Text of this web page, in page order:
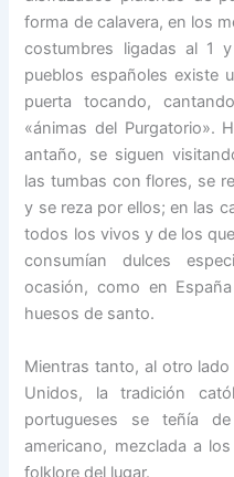
forma de calavera, en los
costumbres ligadas al 1
pueblos españoles existe
puerta tocando,
«ánimas del Purgatorio».
antaño, se siguen
las tumbas con flores, se
y se reza por ellos; en las
todos los vivos y de los
consumían dulces
ocasión, como en
huesos de santo.
Mientras tanto, al otro
Unidos, la tradición
portugueses se teñía
americano, mezclada a
folklore del lugar.